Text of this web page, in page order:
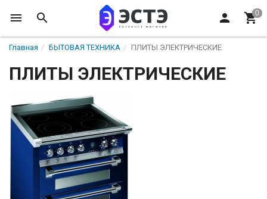
Главная БЫТОВАЯ ТЕХНИКА ПЛИТЫ ЭЛЕКТРИЧЕСКИЕ
ПЛИТЫ ЭЛЕКТРИЧЕСКИЕ